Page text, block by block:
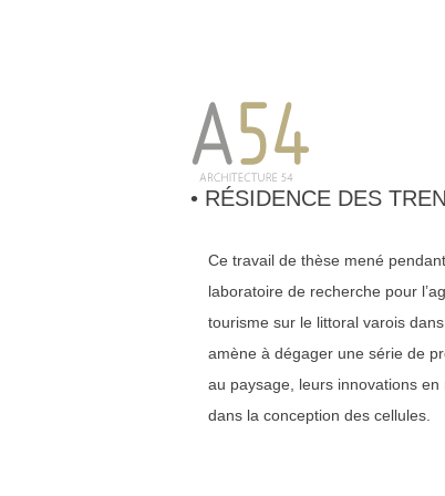
• RÉSIDENCE DES
Ce travail de thèse mené
laboratoire de recherche pour
tourisme sur le littoral varois
amène à dégager une série de
au paysage, leurs innovations
dans la conception des cellules.